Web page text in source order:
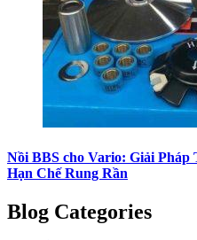
Nồi BBS cho Vario: Giải
Hạn Chế Rung Rần
Blog Categories